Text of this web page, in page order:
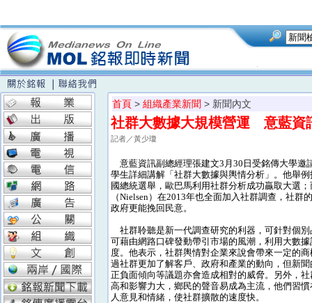
首頁 > 組織產業新聞 > 新聞內文
社群大數據大規模營運 意藍資
記者／黃少瓊
意藍資訊副總經理張建文3月30日受銘傳大學邀
學生詳細講解「社群大數據與輿情分析」。他舉
國總統選舉，歐巴馬利用社群分析成功贏取大選
（Nielsen）在2013年也全面加入社群調查，社群
政府更能挽回民意。
社群聆聽是新一代調查研究的利器，可針對個
可藉由網路口碑發動帶引市場的風潮，利用大數
度。他表示，社群輿情對企業來說會帶來一定的
過社群更加了解客戶、政府和產業的動向，但新
正負面傾向等議題亦會造成相對的威脅。另外，
高和影響力大，鄉民的聲音易成為主流，他們習
人意見和情緒，使社群擴散的速度快。